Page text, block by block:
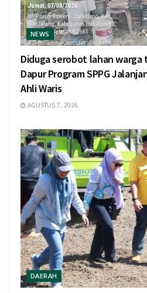
NEWS
Diduga serobot lahan
Dapur Program SPPG
Ahli Waris
AGUSTUS 7, 2026
DAERAH